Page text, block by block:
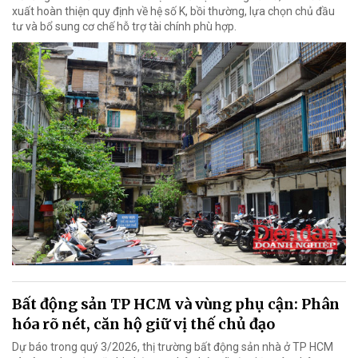
xuất hoàn thiện quy định về hệ số K, bồi thường, lựa chọn chủ đầu
tư và bổ sung cơ chế hỗ trợ tài chính phù hợp.
Bất động sản TP HCM và vùng phụ cận: Phân
hóa rõ nét, căn hộ giữ vị thế chủ đạo
Dự báo trong quý 3/2026, thị trường bất động sản nhà ở TP HCM